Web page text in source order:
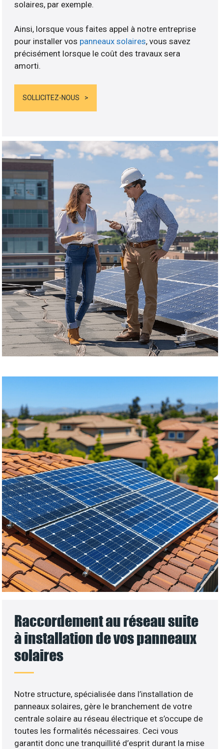
solaires, par exemple.
Ainsi, lorsque vous faites appel à notre entreprise
pour installer vos panneaux solaires, vous savez
précisément lorsque le coût des travaux sera
amorti.
SOLLICITEZ-NOUS
Raccordement au réseau suite
à installation de vos panneaux
solaires
Notre structure, spécialisée dans l’installation de
panneaux solaires, gère le branchement de votre
centrale solaire au réseau électrique et s’occupe de
toutes les formalités nécessaires. Ceci vous
garantit donc une tranquillité d’esprit durant la mise